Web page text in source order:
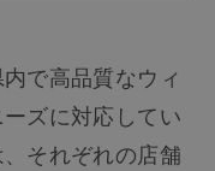
で高品質なウィ
ズに対応してい
それぞれの店舗